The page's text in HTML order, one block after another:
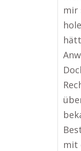
mir
mit